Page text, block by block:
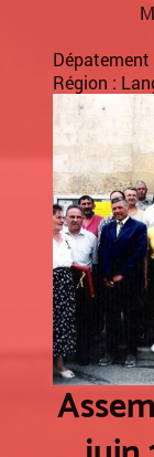
Dépatement
Région :